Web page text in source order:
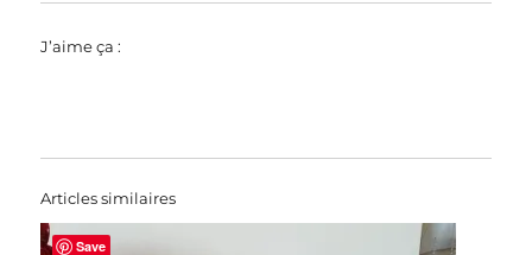
J’aime ça :
Articles similaires
Save